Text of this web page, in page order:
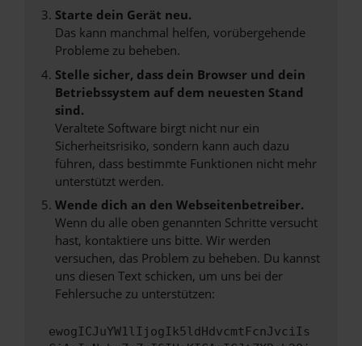
Starte dein Gerät neu.
Das kann manchmal helfen, vorübergehende
Probleme zu beheben.
Stelle sicher, dass dein Browser und dein
Betriebssystem auf dem neuesten Stand
sind.
Veraltete Software birgt nicht nur ein
Sicherheitsrisiko, sondern kann auch dazu
führen, dass bestimmte Funktionen nicht mehr
unterstützt werden.
Wende dich an den Webseitenbetreiber.
Wenn du alle oben genannten Schritte versucht
hast, kontaktiere uns bitte. Wir werden
versuchen, das Problem zu beheben. Du kannst
uns diesen Text schicken, um uns bei der
Fehlersuche zu unterstützen:
ewogICJuYW1lIjogIk5ldHdvcmtFcnJvciIs